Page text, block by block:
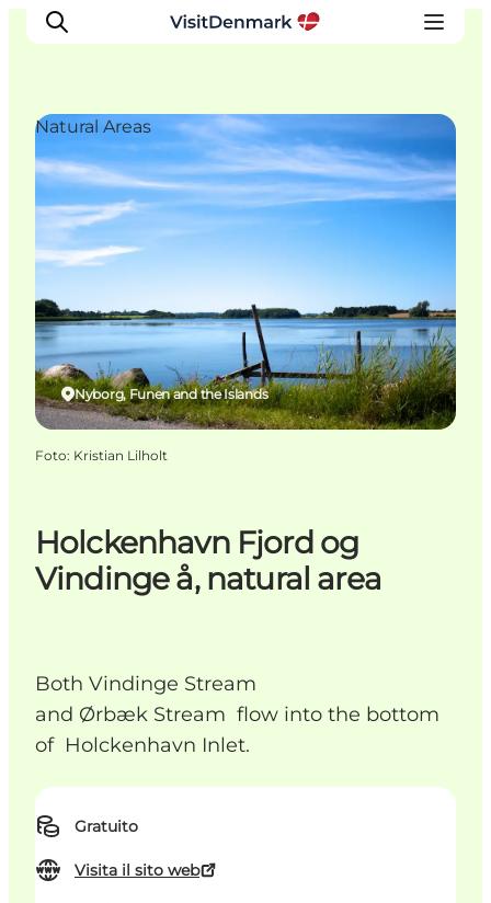
Ispirazioni
Dove andare
Cosa fare
Pianifica il viaggio
Holckenhavn Fjord og
Vindinge å, natural area
Both Vindinge Stream
and Ørbæk Stream flow into the bottom
of Holckenhavn Inlet.
Gratuito
Visita il sito web
Nyborg, Funen and the Islands
Natural Areas
Foto: Kristian Lilholt